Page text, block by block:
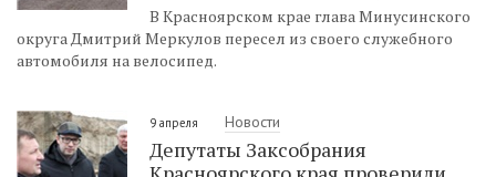
В Красноярском крае глава Минусинского
округа Дмитрий Меркулов пересел из своего служебного
автомобиля на велосипед.
9 апреля Новости
Депутаты Заксобрания